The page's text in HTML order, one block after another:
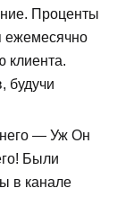
Проценты
ежемесячно
клиента.
будучи
— Уж Он
Были
в канале